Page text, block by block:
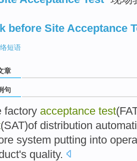
before Site Acceptance
短语
章
句
factory acceptance test(
(SAT)of distribution
system putting into
's quality.